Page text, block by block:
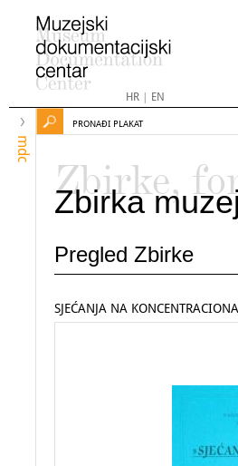
HR| EN
mdc
PRONAĐI PLAKAT
Zbirke,
Zbirka
Pregled Zbirke
SJEĆANJA NA